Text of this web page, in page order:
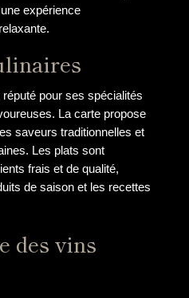
expérience
pour ses spécialités
La carte propose
saveurs traditionnelles et
Les plats sont
frais et de qualité,
de saison et les recettes
des vins